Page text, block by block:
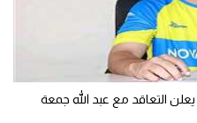
التعاقد مع عبد الله جمعة